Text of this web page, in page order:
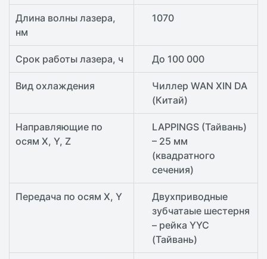
Длина волны лазера,
нм
1070
Срок работы лазера, ч До 100 000
Вид охлаждения
Чиллер WAN XIN DA
(Китай)
Направляющие по
осям X, Y, Z
LAPPINGS (Тайвань)
– 25 мм
(квадратного
сечения)
Передача по осям X, Y
Двухприводные
зубчатаыe шестерня
– рейка YYC
(Тайвань)